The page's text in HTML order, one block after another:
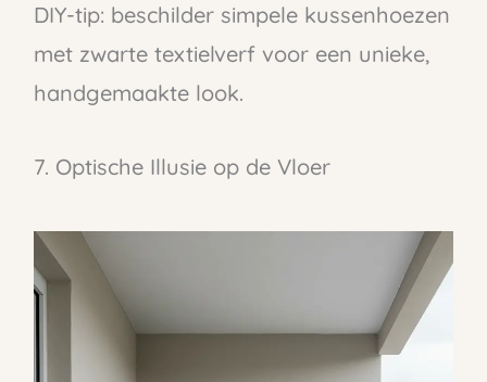
DIY-tip: beschilder simpele kussenhoezen
met zwarte textielverf voor een unieke,
handgemaakte look.
7. Optische Illusie op de Vloer